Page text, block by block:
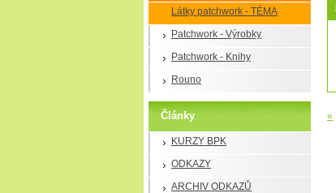
Látky patchwork - TÉMA
Patchwork - Výrobky
Patchwork - Knihy
Rouno
Články
KURZY BPK
ODKAZY
ARCHIV ODKAZŮ
«